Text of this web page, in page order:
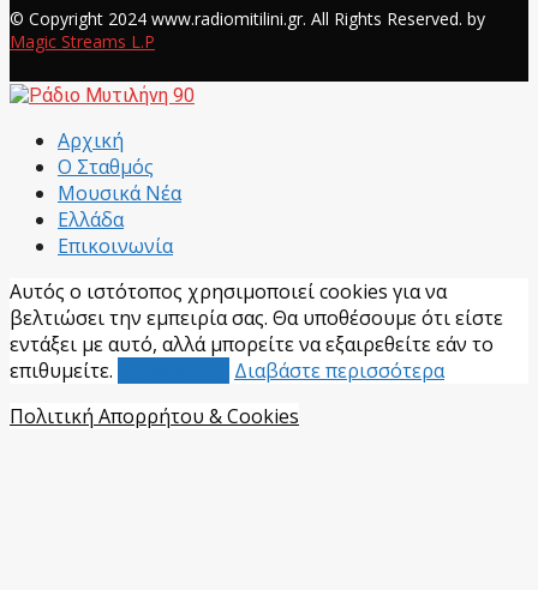
© Copyright 2024 www.radiomitilini.gr. All Rights Reserved. by
Magic Streams L.P
Αρχική
Ο Σταθμός
Μουσικά Νέα
Ελλάδα
Επικοινωνία
Αυτός ο ιστότοπος χρησιμοποιεί cookies για να
βελτιώσει την εμπειρία σας. Θα υποθέσουμε ότι είστε
εντάξει με αυτό, αλλά μπορείτε να εξαιρεθείτε εάν το
επιθυμείτε.
Διαβάστε περισσότερα
Πολιτική Απορρήτου & Cookies